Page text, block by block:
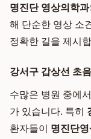
명진단 영상의학과
해 단순한 영상 소
정확한 길을 제시
강서구 갑상선 초
수많은 병원 중에
가 있습니다. 특히
환자들이 명진단